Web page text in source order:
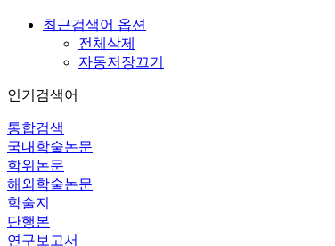
최근검색어 옵션
전체삭제
자동저장끄기
인기검색어
통합검색
국내학술논문
학위논문
해외학술논문
학술지
단행본
연구보고서